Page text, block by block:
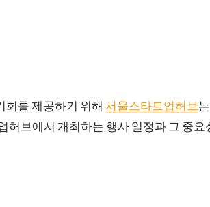
회를 제공하기 위해 서울스타트업허브
허브에서 개최하는 행사 일정과 그 중요